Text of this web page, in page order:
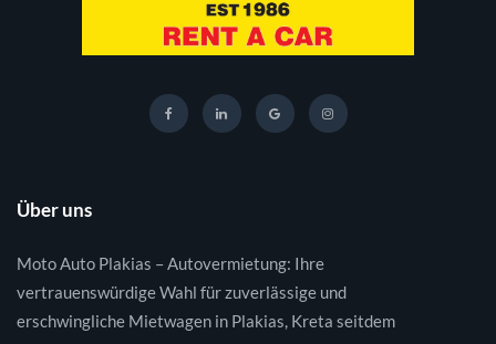
Über uns
Moto Auto Plakias – Autovermietung: Ihre
vertrauenswürdige Wahl für zuverlässige und
erschwingliche Mietwagen in Plakias, Kreta seitdem